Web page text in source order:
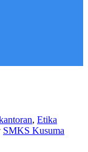
, Etika
SMKS Kusuma